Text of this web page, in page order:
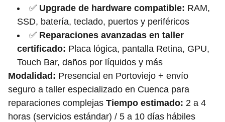
✅ Upgrade de hardware compatible: RAM,
SSD, batería, teclado, puertos y periféricos
✅ Reparaciones avanzadas en taller
certificado: Placa lógica, pantalla Retina, GPU,
Touch Bar, daños por líquidos y más
Modalidad: Presencial en Portoviejo + envío
seguro a taller especializado en Cuenca para
reparaciones complejas Tiempo estimado: 2 a 4
horas (servicios estándar) / 5 a 10 días hábiles